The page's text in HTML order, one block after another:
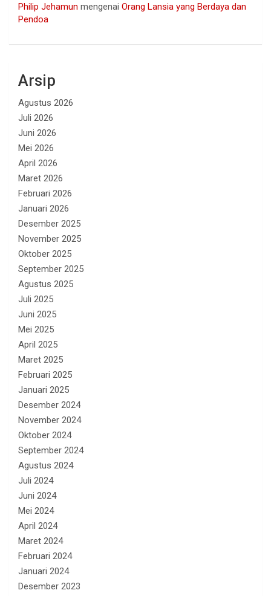
Philip Jehamun mengenai Orang Lansia yang Berdaya dan
Pendoa
Arsip
Agustus 2026
Juli 2026
Juni 2026
Mei 2026
April 2026
Maret 2026
Februari 2026
Januari 2026
Desember 2025
November 2025
Oktober 2025
September 2025
Agustus 2025
Juli 2025
Juni 2025
Mei 2025
April 2025
Maret 2025
Februari 2025
Januari 2025
Desember 2024
November 2024
Oktober 2024
September 2024
Agustus 2024
Juli 2024
Juni 2024
Mei 2024
April 2024
Maret 2024
Februari 2024
Januari 2024
Desember 2023